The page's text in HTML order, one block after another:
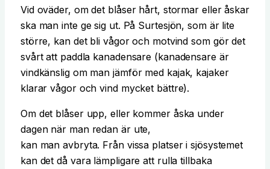
Vid oväder, om det blåser hårt, stormar eller åskar
ska man inte ge sig ut. På Surtesjön, som är lite
större, kan det bli vågor och motvind som gör det
svårt att paddla kanadensare (kanadensare är
vindkänslig om man jämför med kajak, kajaker
klarar vågor och vind mycket bättre).
Om det blåser upp, eller kommer åska under
dagen när man redan är ute,
kan man avbryta. Från vissa platser i sjösystemet
kan det då vara lämpligare att rulla tillbaka